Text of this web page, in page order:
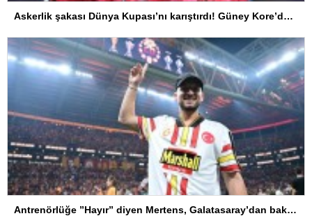
Askerlik şakası Dünya Kupası’nı karıştırdı! Güney Kore’den sert karar
Antrenörlüğe ”Hayır” diyen Mertens, Galatasaray’dan bakın ne istedi